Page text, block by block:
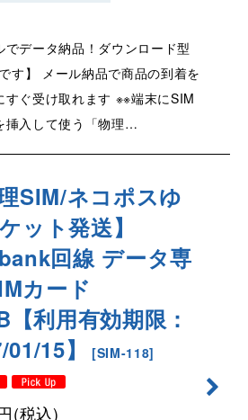
でデータ納品！ダウンロード型
す】 メール納品で商品の到着を
すぐ受け取れます ※※端末にSIM
挿入して使う「物理…
理SIM/ネコポスゆ
ット発送】
回線 データ専
カード
【利用有効期限：
15】
[SIM-118]
(税込)